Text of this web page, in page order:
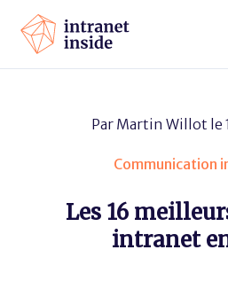
Par Martin Willot
Communication
Les 16
intranet